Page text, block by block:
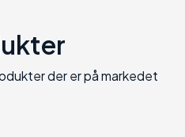
der er på markedet